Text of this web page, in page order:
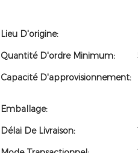
Lieu D'origine:
Quantité D'ordre Minimum:
Capacité D'approvisionnement:
Emballage:
Délai De Livraison: